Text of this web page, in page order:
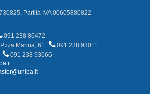
Partita IVA 00605880822
091 238 86472
Marina, 61
091 238 93011
091 238 93666